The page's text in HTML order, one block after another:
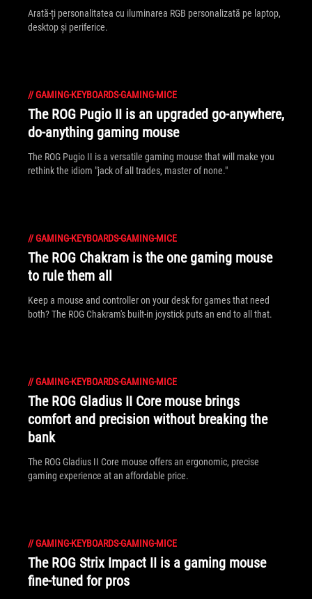
Arată-ți personalitatea cu iluminarea RGB personalizată pe laptop,
desktop și periferice.
//GAMING-KEYBOARDS-GAMING-MICE
The ROG Pugio II is an upgraded go-anywhere,
do-anything gaming mouse
The ROG Pugio II is a versatile gaming mouse that will make you
rethink the idiom "jack of all trades, master of none."
//GAMING-KEYBOARDS-GAMING-MICE
The ROG Chakram is the one gaming mouse
to rule them all
Keep a mouse and controller on your desk for games that need
both? The ROG Chakram's built-in joystick puts an end to all that.
//GAMING-KEYBOARDS-GAMING-MICE
The ROG Gladius II Core mouse brings
comfort and precision without breaking the
bank
The ROG Gladius II Core mouse offers an ergonomic, precise
gaming experience at an affordable price.
//GAMING-KEYBOARDS-GAMING-MICE
The ROG Strix Impact II is a gaming mouse
fine-tuned for pros